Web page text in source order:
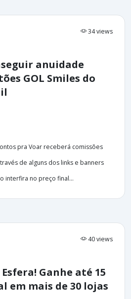
34 views
anuidade
GOL Smiles do
pra Voar receberá comissões
de alguns dos links e banners
interfira no preço final...
40 views
Ganhe até 15
em mais de 30 lojas